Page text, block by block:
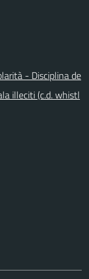
- Disciplina de
illeciti (c.d. whistl